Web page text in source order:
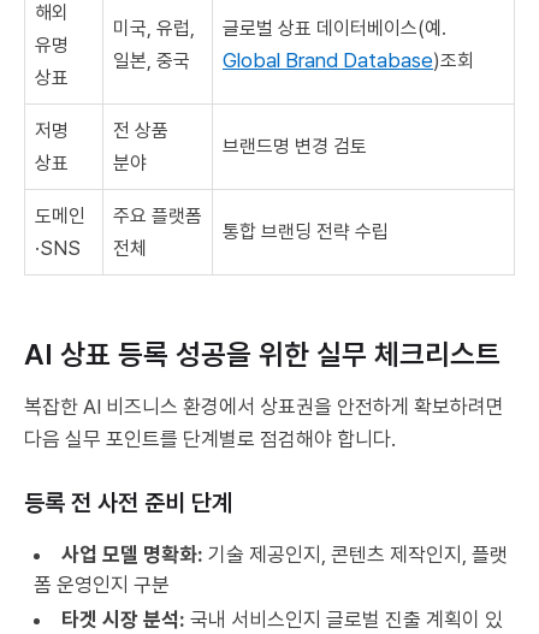
해외
유명
상표
미국, 유럽,
일본, 중국
글로벌 상표 데이터베이스(예.
Global Brand Database)조회
저명
상표
전 상품
분야
브랜드명 변경 검토
도메인
·SNS
주요 플랫폼
전체
통합 브랜딩 전략 수립
AI 상표 등록 성공을 위한 실무 체크리스트
복잡한 AI 비즈니스 환경에서 상표권을 안전하게 확보하려면
다음 실무 포인트를 단계별로 점검해야 합니다.
등록 전 사전 준비 단계
사업 모델 명확화: 기술 제공인지, 콘텐츠 제작인지, 플랫
폼 운영인지 구분
타겟 시장 분석: 국내 서비스인지 글로벌 진출 계획이 있